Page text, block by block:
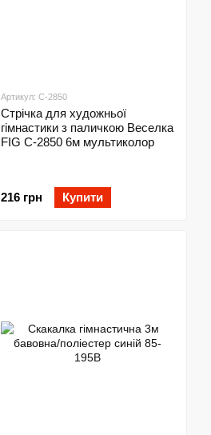
Артикул: C-2850
Стрічка для художньої
гімнастики з паличкою Веселка
FIG C-2850 6м мультиколор
216 грн Купити